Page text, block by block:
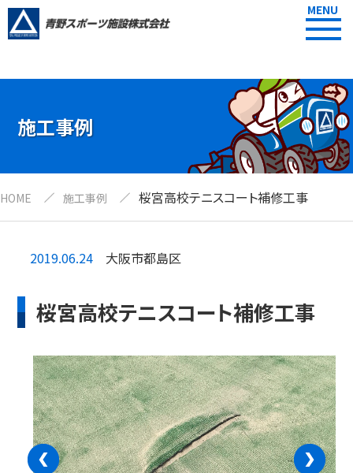
MENU
施工事例
HOME 施工事例 桜宮高校テニスコート補修工事
2019.06.24 大阪市都島区
桜宮高校テニスコート補修工事
‹